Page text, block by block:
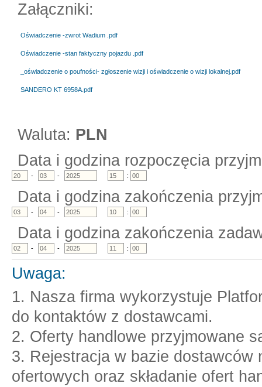
Załączniki:
Oświadczenie -zwrot Wadium .pdf
Oświadczenie -stan faktyczny pojazdu .pdf
_oświadczenie o poufności- zgłoszenie wizji i oświadczenie o wizji lokalnej.pdf
SANDERO KT 6958A.pdf
Waluta: PLN
Data i godzina rozpoczęcia
- - :
Data i godzina zakończenia
- - :
Data i godzina zakończenia
- - :
Uwaga:
1. Nasza firma wykorzystuje
do kontaktów z dostawcami.
2. Oferty handlowe przyjmowane
3. Rejestracja w bazie dostawców
ofertowych oraz składanie ofert